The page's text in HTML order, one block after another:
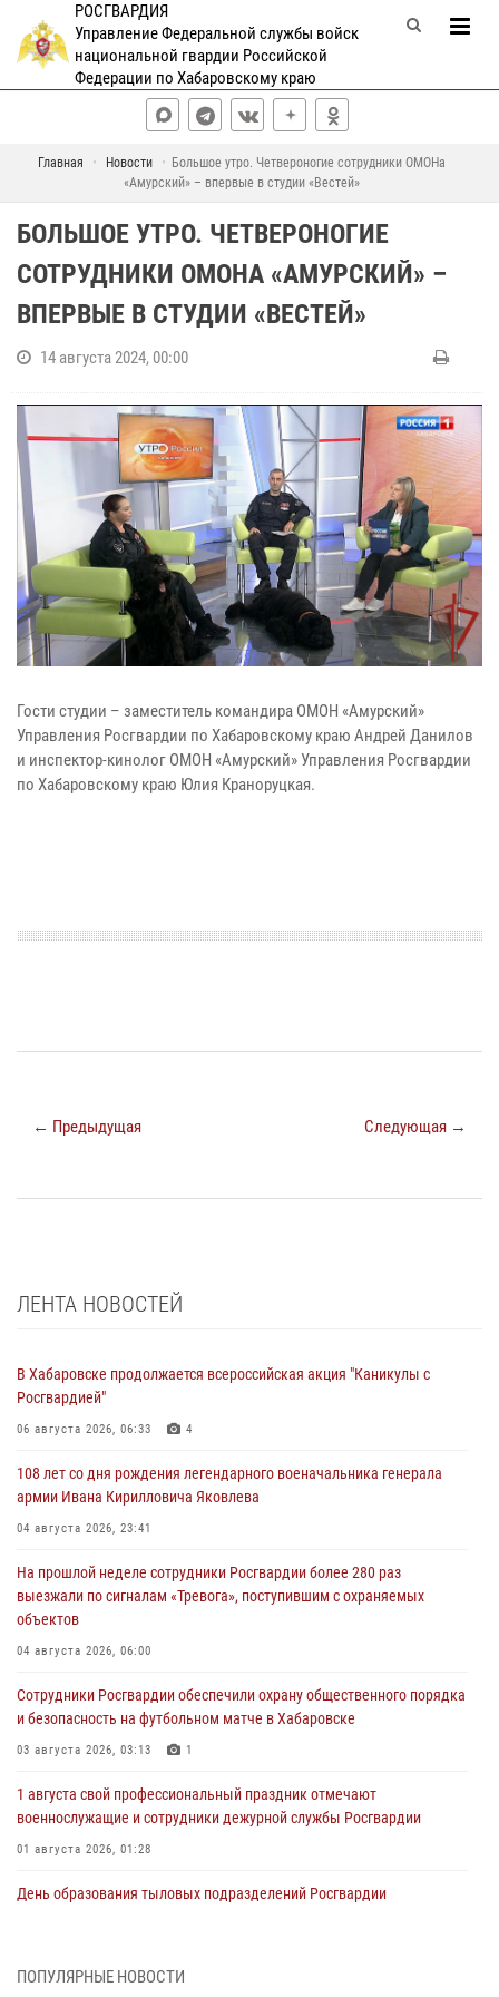
РОСГВАРДИЯ
Управление Федеральной службы войск
национальной гвардии Российской
Федерации по Хабаровскому краю
Главная Новости
Большое утро. Четвероногие сотрудники ОМОНа
«Амурский» – впервые в студии «Вестей»
БОЛЬШОЕ УТРО. ЧЕТВЕРОНОГИЕ
СОТРУДНИКИ ОМОНА «АМУРСКИЙ» –
ВПЕРВЫЕ В СТУДИИ «ВЕСТЕЙ»
14 августа 2024, 00:00
Гости студии – заместитель командира ОМОН «Амурский»
Управления Росгвардии по Хабаровскому краю Андрей Данилов
и инспектор-кинолог ОМОН «Амурский» Управления Росгвардии
по Хабаровскому краю Юлия Краноруцкая.
← Предыдущая Следующая →
ЛЕНТА НОВОСТЕЙ
В Хабаровске продолжается всероссийская акция "Каникулы с
Росгвардией"
06 августа 2026, 06:33 4
108 лет со дня рождения легендарного военачальника генерала
армии Ивана Кирилловича Яковлева
04 августа 2026, 23:41
На прошлой неделе сотрудники Росгвардии более 280 раз
выезжали по сигналам «Тревога», поступившим с охраняемых
объектов
04 августа 2026, 06:00
Сотрудники Росгвардии обеспечили охрану общественного порядка
и безопасность на футбольном матче в Хабаровске
03 августа 2026, 03:13 1
1 августа свой профессиональный праздник отмечают
военнослужащие и сотрудники дежурной службы Росгвардии
01 августа 2026, 01:28
День образования тыловых подразделений Росгвардии
В Управлении Росгвардии по Хабаровскому краю состоялось
ПОПУЛЯРНЫЕ НОВОСТИ